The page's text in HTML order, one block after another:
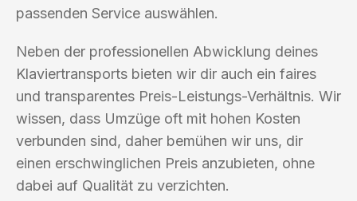
passenden Service auswählen.
Neben der professionellen Abwicklung deines
Klaviertransports bieten wir dir auch ein faires
und transparentes Preis-Leistungs-Verhältnis. Wir
wissen, dass Umzüge oft mit hohen Kosten
verbunden sind, daher bemühen wir uns, dir
einen erschwinglichen Preis anzubieten, ohne
dabei auf Qualität zu verzichten.